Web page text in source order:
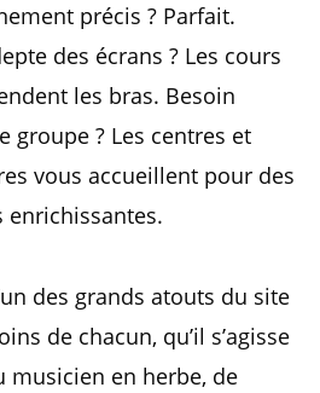
précis ? Parfait.
des écrans ? Les cours
les bras. Besoin
groupe ? Les centres et
vous accueillent pour des
enrichissantes.
des grands atouts du site
de chacun, qu’il s’agisse
musicien en herbe, de